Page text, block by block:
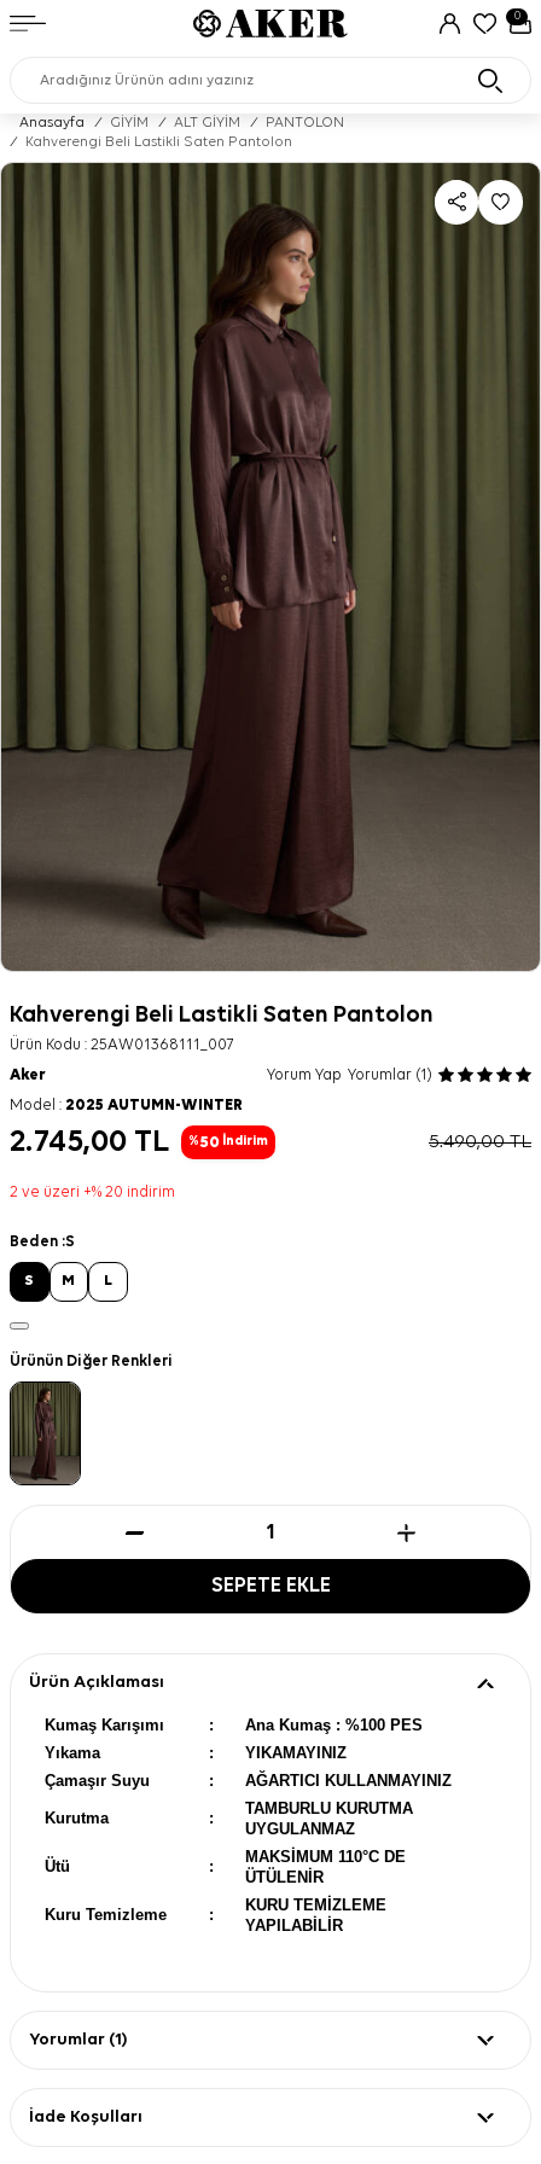
0
Anasayfa / GİYİM / ALT GİYİM /
PANTOLON
/
Kahverengi Beli Lastikli Saten Pantolon
Kahverengi Beli Lastikli Saten Pantolon
Ürün Kodu : 25AW01368111_007
Aker
Yorum Yap Yorumlar (1)
Model : 2025 AUTUMN-WINTER
2.745,00 TL %50 İndirim 5.490,00TL
2 ve üzeri +% 20 indirim
Beden :S
S M L
Ürünün Diğer Renkleri
SEPETE EKLE
Ürün Açıklaması
Kumaş Karışımı :
Ana Kumaş : %100 PES
Yıkama
:
YIKAMAYINIZ
Çamaşır Suyu
: AĞARTICI KULLANMAYINIZ
Kurutma :
TAMBURLU KURUTMA
UYGULANMAZ
Ütü :
MAKSİMUM 110°C DE
ÜTÜLENİR
Kuru Temizleme :
KURU TEMİZLEME
YAPILABİLİR
Yorumlar (1)
İade Koşulları